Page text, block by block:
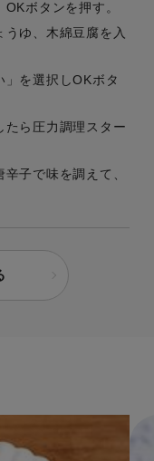
ボタンを押す。
うゆ、木綿豆腐を入
」を選択しOKボタ
たら圧力調理スター
子で味を調えて、